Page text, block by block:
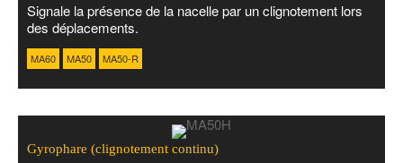
Signale la présence de la nacelle par un clignotement lors
des déplacements.
MA60 MA50 MA50-R
Gyrophare (clignotement continu)